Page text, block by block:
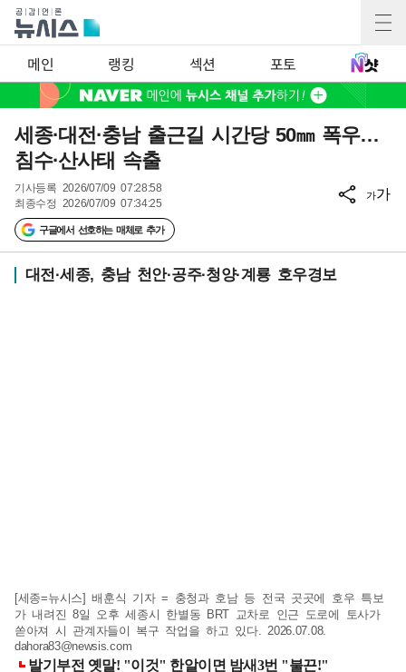
메인 랭킹 섹션 포토
세종·대전·충남 출근길 시간당 50㎜ 폭우…
침수·산사태 속출
기사등록 2026/07/09 07:28:58
최종수정 2026/07/09 07:34:25
구글에서 선호하는 매체로 추가
가가
대전·세종, 충남 천안·공주·청양·계룡 호우경보
[세종=뉴시스] 배훈식 기자 = 충청과 호남 등 전국 곳곳에 호우 특보
가 내려진 8일 오후 세종시 한별동 BRT 교차로 인근 도로에 토사가
쏟아져 시 관계자들이 복구 작업을 하고 있다. 2026.07.08.
dahora83@newsis.com